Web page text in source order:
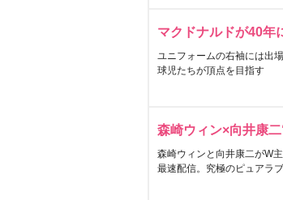
マクドナルドが40年
ユニフォームの右袖には出
球児たちが頂点を目指す
森崎ウィン×向井康
森崎ウィンと向井康二がW
最速配信。究極のピュアラブ